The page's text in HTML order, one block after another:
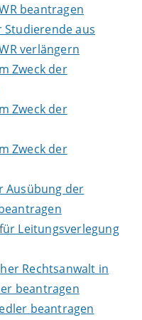
beantragen
aus
verlängern
Zweck der
Zweck der
Zweck der
Ausübung der
Leitungsverlegung
Rechtsanwalt in
beantragen
beantragen